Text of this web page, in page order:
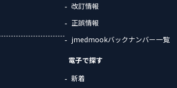
改訂情報
正誤情報
jmedmookバックナンバー一覧
電子で探す
新着